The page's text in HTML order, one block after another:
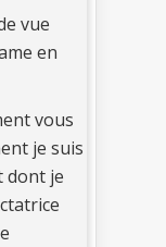
vue
en
vous
je suis
dont je